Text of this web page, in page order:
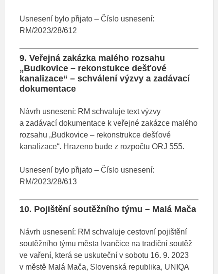
Usnesení bylo přijato – Číslo usnesení:
RM/2023/28/612
9. Veřejná zakázka malého rozsahu
„Budkovice – rekonstukce dešťové
kanalizace“ – schválení výzvy a zadávací
dokumentace
Návrh usnesení: RM schvaluje text výzvy
a zadávací dokumentace k veřejné zakázce malého
rozsahu „Budkovice – rekonstrukce dešťové
kanalizace“. Hrazeno bude z rozpočtu ORJ 555.
Usnesení bylo přijato – Číslo usnesení:
RM/2023/28/613
10. Pojištění soutěžního týmu – Malá Mača
Návrh usnesení: RM schvaluje cestovní pojištění
soutěžního týmu města Ivančice na tradiční soutěž
ve vaření, která se uskuteční v sobotu 16. 9. 2023
v městě Malá Mača, Slovenská republika, UNIQA